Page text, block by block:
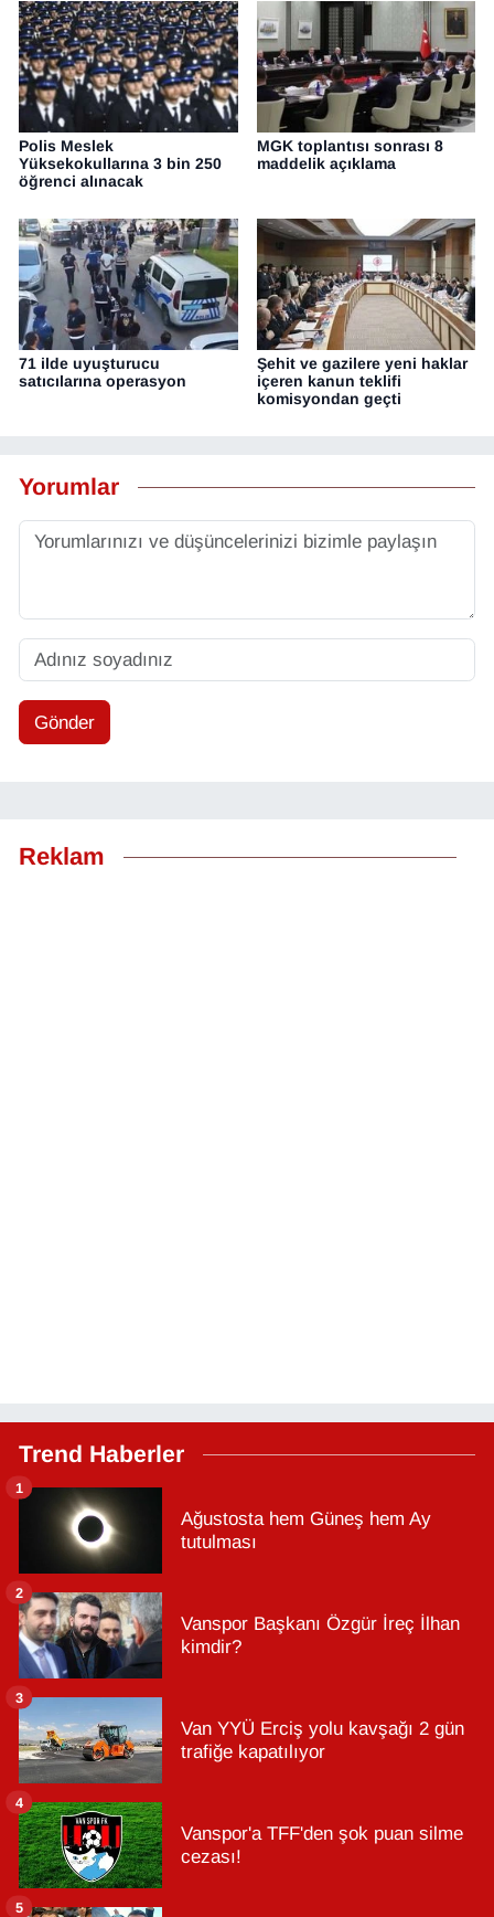
Polis Meslek
Yüksekokullarına 3 bin 250
öğrenci alınacak
MGK toplantısı sonrası 8
maddelik açıklama
71 ilde uyuşturucu
satıcılarına operasyon
Şehit ve gazilere yeni haklar
içeren kanun teklifi
komisyondan geçti
Yorumlar
Gönder
Reklam
Trend Haberler
Ağustosta hem Güneş hem Ay
tutulması
1
Vanspor Başkanı Özgür İreç İlhan
kimdir?
2
Van YYÜ Erciş yolu kavşağı 2 gün
trafiğe kapatılıyor
3
Vanspor'a TFF'den şok puan silme
cezası!
4
5